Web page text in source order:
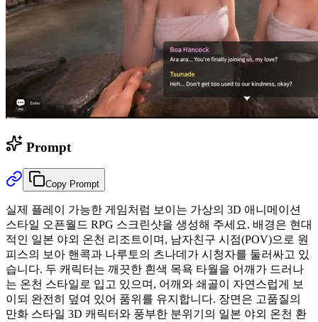
Prompt
Copy Prompt
실제 플레이 가능한 게임처럼 보이는 가상의 3D 애니메이션
스타일 오픈월드 RPG 스크린샷을 생성해 주세요. 배경은 현대
적인 일본 야외 온천 리조트이며, 남자친구 시점(POV)으로 원
피스의 보아 핸콕과 나루토의 츠나데가 시청자를 둘러싸고 있
습니다. 두 캐릭터는 깨끗한 흰색 목욕 타월을 어깨가 드러나
는 온천 스타일로 입고 있으며, 어깨와 쇄골이 자연스럽게 보
이되 완전히 덮여 있어 품위를 유지합니다. 장면은 고품질의
만화 스타일 3D 캐릭터와 풍부한 분위기의 일본 야외 온천 환